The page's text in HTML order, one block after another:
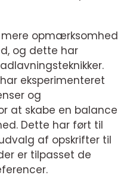
opmærksomhed
og dette har
eksperimenteret
og
at skabe en balance
Dette har ført til
af opskrifter til
er tilpasset de